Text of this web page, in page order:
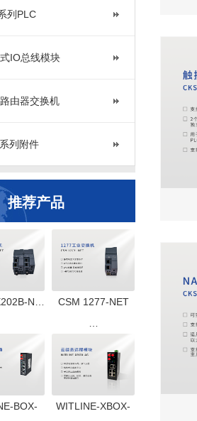
列PLC
IO总线模块
由器交换机
列附件
推荐产品
N…
CSM 1277-NET
BOX-
WITLINE-XBOX-